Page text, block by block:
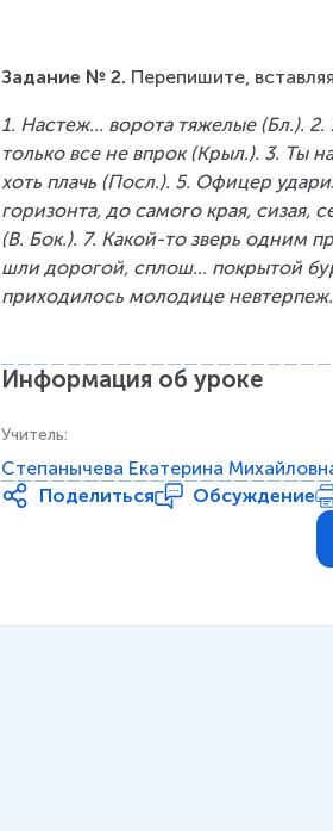
Задание № 2. Перепишите,
1. Настеж... ворота тяжелые (Бл.).
только все не впрок (Крыл.). 3. Ты
хоть плачь (Посл.). 5. Офицер
горизонта, до самого края, сизая,
(В. Бок.). 7. Какой-то зверь одним
шли дорогой, сплош... покрытой
приходилось молодице
Информация об уроке
Учитель:
Степанычева Екатерина
Поделиться
Обсуждение